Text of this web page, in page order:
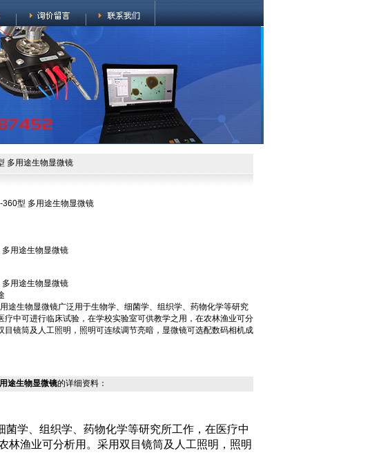
多用途生物显微镜
360型 多用途生物显微镜
多用途生物显微镜
多用途生物显微镜
途生物显微镜广泛用于生物学、细菌学、组织学、药物化学等研究
疗中可进行临床试验，在学校实验室可供教学之用，在农林渔业可分
目镜筒及人工照明，照明可连续调节亮暗，显微镜可选配数码相机成
途生物显微镜的详细资料：
学、组织学、药物化学等研究所工作，在医疗中
林渔业可分析用。采用双目镜筒及人工照明，照明